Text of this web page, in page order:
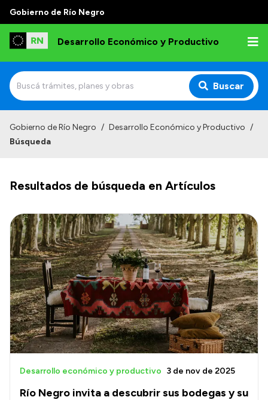
Gobierno de Río Negro
Desarrollo Económico y Productivo
Buscar
Delegaciones
Normativa
Transparencia
Presupuesto
Boletín Oficial
Compras y licitaciones
Consulta de expedientes
Consulta de pago a proveedores
Gobierno de Río Negro / Desarrollo Económico y Productivo /
Búsqueda
Resultados de búsqueda en Artículos
Río Negro invita a descubrir sus bodegas y su
Desarrollo económico y productivo 3 de nov de 2025